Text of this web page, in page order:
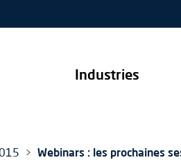
Industries
Webinars : les prochaines